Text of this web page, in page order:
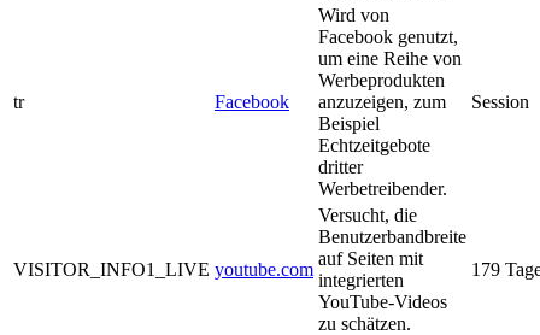
tr Facebook
Wird von
Facebook genutzt,
um eine Reihe von
Werbeprodukten
anzuzeigen, zum
Beispiel
Echtzeitgebote
dritter
Werbetreibender.
Session
VISITOR_INFO1_LIVE youtube.com
Versucht, die
Benutzerbandbreite
auf Seiten mit
integrierten
YouTube-Videos
zu schätzen.
179